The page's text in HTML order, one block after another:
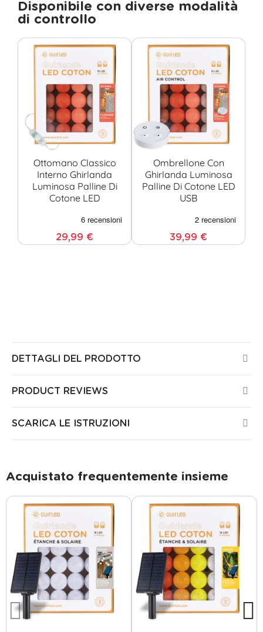
Disponibile con diverse modalità
di controllo
Ottomano Classico
Interno Ghirlanda
Luminosa Palline Di
Cotone LED
29,99 €
Ombrellone Con
Ghirlanda Luminosa
Palline Di Cotone LED
USB
39,99 €
DETTAGLI DEL PRODOTTO
PRODUCT REVIEWS
SCARICA LE ISTRUZIONI
Acquistato frequentemente insieme